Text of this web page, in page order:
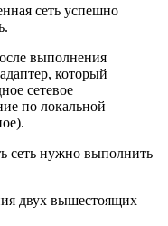
сеть успешно
выполнения
который
сетевое
по локальной
сеть нужно выполнить
двух вышестоящих